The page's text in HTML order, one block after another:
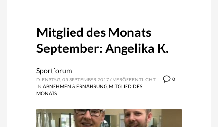
Mitglied des Monats
September: Angelika K.
0
Sportforum
DIENSTAG, 05 SEPTEMBER 2017/VERÖFFENTLICHT
IN ABNEHMEN & ERNÄHRUNG MITGLIED DES
MONATS